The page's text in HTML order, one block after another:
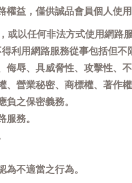
權益，僅供誠品會員個人使
或以任何非法方式使用網路
利用網路服務從事包括但不
侮辱、具威脅性、攻擊性、
、營業秘密、商標權、著作
負之保密義務。
服務。
為不適當之行為。